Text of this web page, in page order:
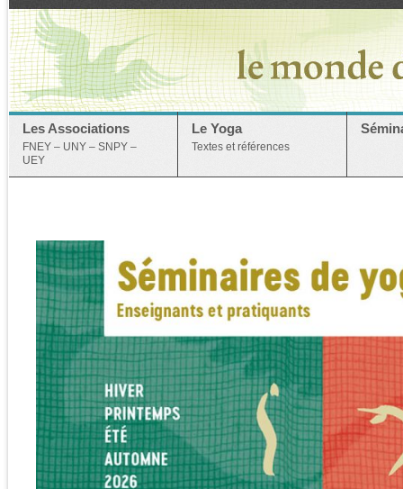
Les Associations
FNEY – UNY – SNPY –
UEY
Le Yoga
Textes et références